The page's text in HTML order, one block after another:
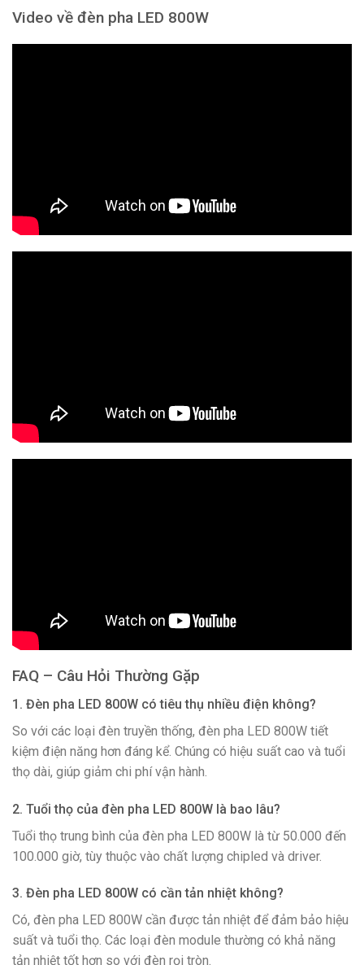
Video về đèn pha LED 800W
FAQ – Câu Hỏi Thường Gặp
1. Đèn pha LED 800W có tiêu thụ nhiều điện không?
So với các loại đèn truyền thống, đèn pha LED 800W tiết
kiệm điện năng hơn đáng kể. Chúng có hiệu suất cao và tuổi
thọ dài, giúp giảm chi phí vận hành.
2. Tuổi thọ của đèn pha LED 800W là bao lâu?
Tuổi thọ trung bình của đèn pha LED 800W là từ 50.000 đến
100.000 giờ, tùy thuộc vào chất lượng chipled và driver.
3. Đèn pha LED 800W có cần tản nhiệt không?
Có, đèn pha LED 800W cần được tản nhiệt để đảm bảo hiệu
suất và tuổi thọ. Các loại đèn module thường có khả năng
tản nhiệt tốt hơn so với đèn rọi tròn.